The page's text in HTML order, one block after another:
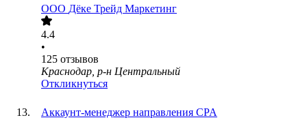
ООО Дёке Трейд Маркетинг
4.4
•
125 отзывов
Краснодар, р-н Центральный
Откликнуться
Аккаунт-менеджер направления CPA